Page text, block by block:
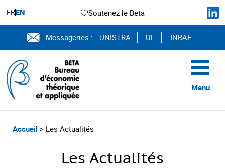
FREN Soutenez le Beta
Messageries : UNISTRA UL INRAE
Menu
Accueil > Les Actualités
Les Actualités